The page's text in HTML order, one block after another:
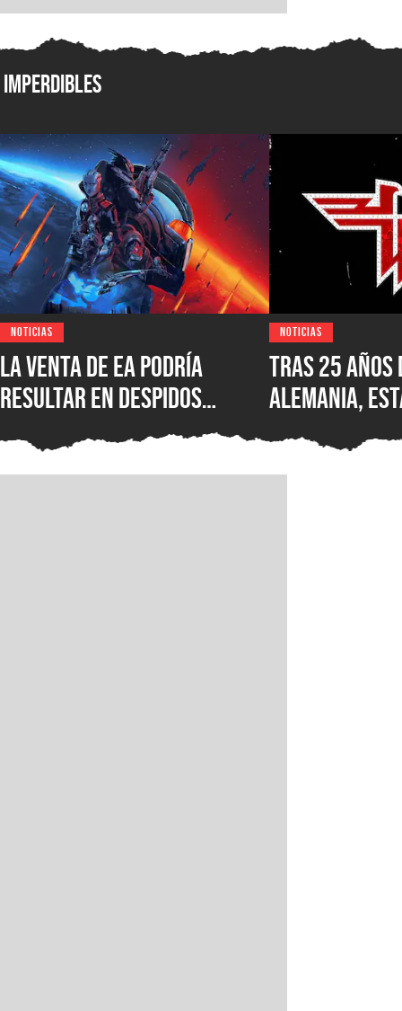
Imperdibles
NOTICIAS
La venta de EA podría
resultar en despidos
masivos y la venta de
estudios como BioWare,
NOTICIAS
Tras 25 años
Alemania,
disponible